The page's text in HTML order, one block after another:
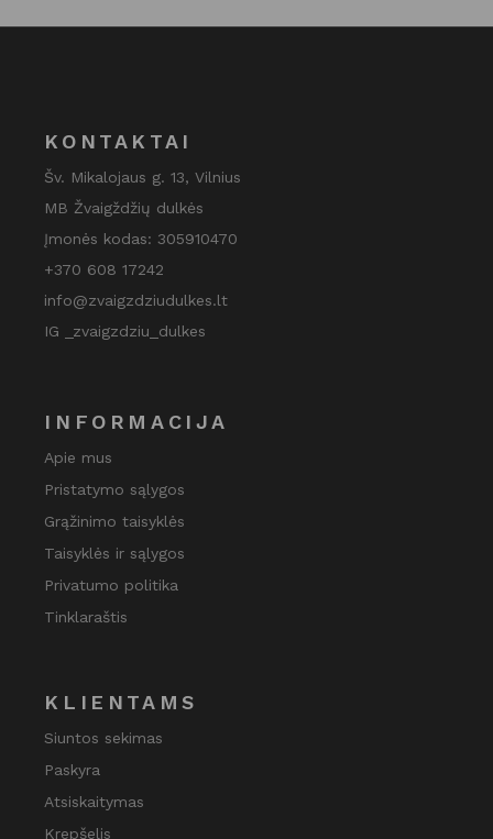
KONTAKTAI
Šv. Mikalojaus g. 13, Vilnius
MB Žvaigždžių dulkės
Įmonės kodas: 305910470
+370 608 17242
info@zvaigzdziudulkes.lt
IG _zvaigzdziu_dulkes
INFORMACIJA
Apie mus
Pristatymo sąlygos
Grąžinimo taisyklės
Taisyklės ir sąlygos
Privatumo politika
Tinklaraštis
KLIENTAMS
Siuntos sekimas
Paskyra
Atsiskaitymas
Krepšelis